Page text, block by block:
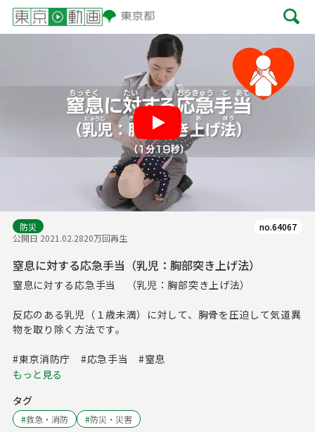
防災
公開日 2021.02.2820万回再生
no.64067
窒息に対する応急手当（乳児：胸部突き上げ法）
窒息に対する応急手当 （乳児：胸部突き上げ法）
反応のある乳児（１歳未満）に対して、胸骨を圧迫して気道異
物を取り除く方法です。
#東京消防庁 #応急手当 #窒息
もっと見る
タグ
#救急・消防 #防災・災害